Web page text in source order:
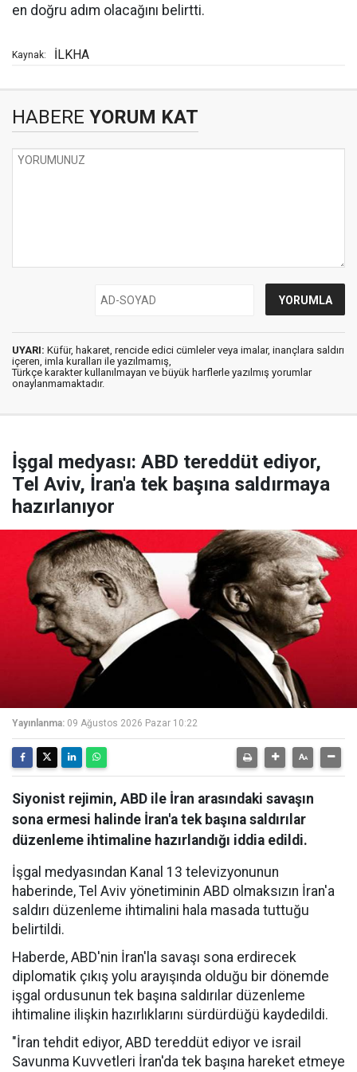
en doğru adım olacağını belirtti.
Kaynak: İLKHA
HABERE YORUM KAT
UYARI: Küfür, hakaret, rencide edici cümleler veya imalar, inançlara saldırı
içeren, imla kuralları ile yazılmamış,
Türkçe karakter kullanılmayan ve büyük harflerle yazılmış yorumlar
onaylanmamaktadır.
İşgal medyası: ABD tereddüt ediyor,
Tel Aviv, İran'a tek başına saldırmaya
hazırlanıyor
Yayınlanma: 09 Ağustos 2026 Pazar 10:22
Siyonist rejimin, ABD ile İran arasındaki savaşın
sona ermesi halinde İran'a tek başına saldırılar
düzenleme ihtimaline hazırlandığı iddia edildi.
İşgal medyasından Kanal 13 televizyonunun
haberinde, Tel Aviv yönetiminin ABD olmaksızın İran'a
saldırı düzenleme ihtimalini hala masada tuttuğu
belirtildi.
Haberde, ABD'nin İran'la savaşı sona erdirecek
diplomatik çıkış yolu arayışında olduğu bir dönemde
işgal ordusunun tek başına saldırılar düzenleme
ihtimaline ilişkin hazırlıklarını sürdürdüğü kaydedildi.
"İran tehdit ediyor, ABD tereddüt ediyor ve israil
Savunma Kuvvetleri İran'da tek başına hareket etmeye